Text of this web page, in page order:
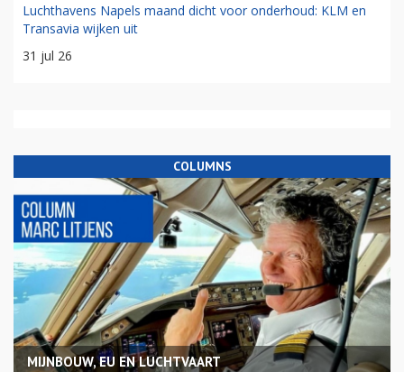
Luchthavens Napels maand dicht voor onderhoud: KLM en
Transavia wijken uit
31 jul 26
COLUMNS
MIJNBOUW, EU EN LUCHTVAART